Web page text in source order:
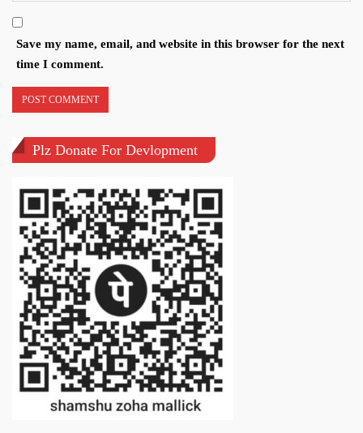
Save my name, email, and website in this browser for the next
time I comment.
Plz Donate For Devlopment